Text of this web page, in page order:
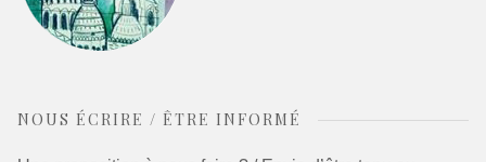
NOUS ÉCRIRE / ÊTRE INFORMÉ